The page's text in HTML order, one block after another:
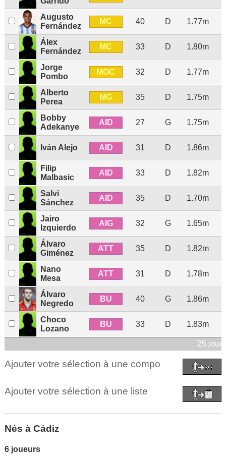
Augusto
Fernández
MC 40 D 1.77m
Álex
Fernández
MC 33 D 1.80m
Jorge
Pombo
MOC 32 D 1.77m
Alberto
Perea
MG 35 D 1.75m
Bobby
Adekanye
AID 27 G 1.75m
Iván Alejo AID 31 D 1.86m
Filip
Malbasic
AID 33 D 1.82m
Salvi
Sánchez
AID 35 D 1.70m
Jairo
Izquierdo
AIG 32 G 1.65m
Álvaro
Giménez
ATT 35 D 1.82m
Nano
Mesa
ATT 31 D 1.78m
Álvaro
Negredo
BU 40 G 1.86m
Choco
Lozano
BU 33 D 1.83m
25
Ajouter votre sélection à une compo
Ajouter votre sélection à une liste
Nés à Cádiz
6 joueurs